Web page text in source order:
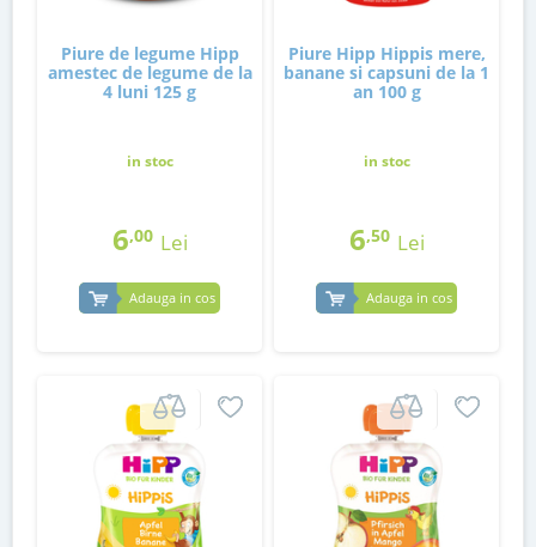
Piure de legume Hipp
amestec de legume de la
4 luni 125 g
in stoc
6,00 Lei
Adauga in cos
Piure Hipp Hippis mere,
banane si capsuni de la 1
an 100 g
in stoc
6,50 Lei
Adauga in cos